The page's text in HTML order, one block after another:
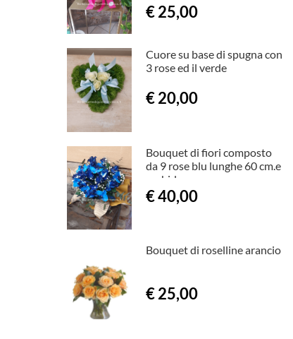
€ 25,00
Cuore su base di spugna con
3 rose ed il verde
€ 20,00
Bouquet di fiori composto
da 9 rose blu lunghe 60 cm.e
orchidee
€ 40,00
Bouquet di roselline arancio
€ 25,00